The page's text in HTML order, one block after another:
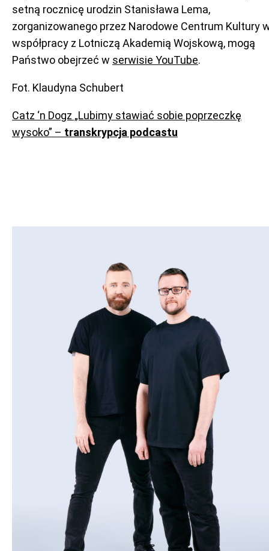
setną rocznicę urodzin Stanisława Lema,
zorganizowanego przez Narodowe Centrum Kultury
współpracy z Lotniczą Akademią Wojskową, mogą
Państwo obejrzeć w serwisie YouTube.
Fot. Klaudyna Schubert
Catz ‘n Dogz „Lubimy stawiać sobie poprzeczkę
wysoko” – transkrypcja podcastu